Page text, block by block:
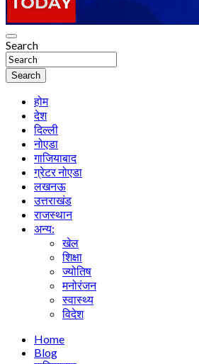
News Diary Today
Truth be told
Search
Search
होम
देश
दिल्ली
नोएडा
गाजियाबाद
ग्रेटर नोएडा
लखनऊ
उत्तराखंड
राजस्थान
अन्य:
खेल
शिक्षा
ज्योतिष
मनोरंजन
स्वास्थ्य
विदेश
Home
Blog